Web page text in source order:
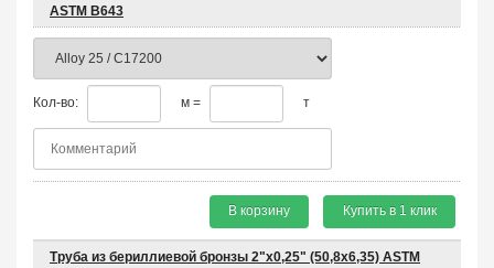
ASTM B643
Кол-во: м = т
В корзину Купить в 1 клик
Труба из бериллиевой бронзы 2"х0,25" (50,8х6,35) ASTM